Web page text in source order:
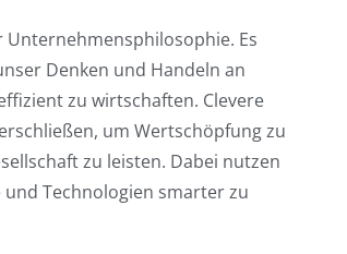
Es
Denken und Handeln an
zu wirtschaften. Clevere
um Wertschöpfung zu
zu leisten. Dabei nutzen
Technologien smarter zu